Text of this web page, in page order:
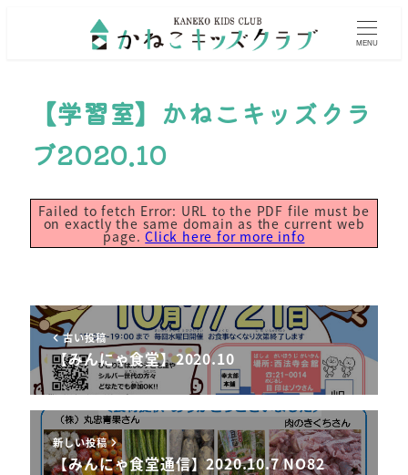
MENU
【学習室】かねこキッズクラ
ブ2020.10
Failed to fetch Error: URL to the PDF file must be
on exactly the same domain as the current web
page.Click here for more info
古い投稿
【みんにゃ食堂】2020.10
新しい投稿
【みんにゃ食堂通信】2020.10.7 NO82